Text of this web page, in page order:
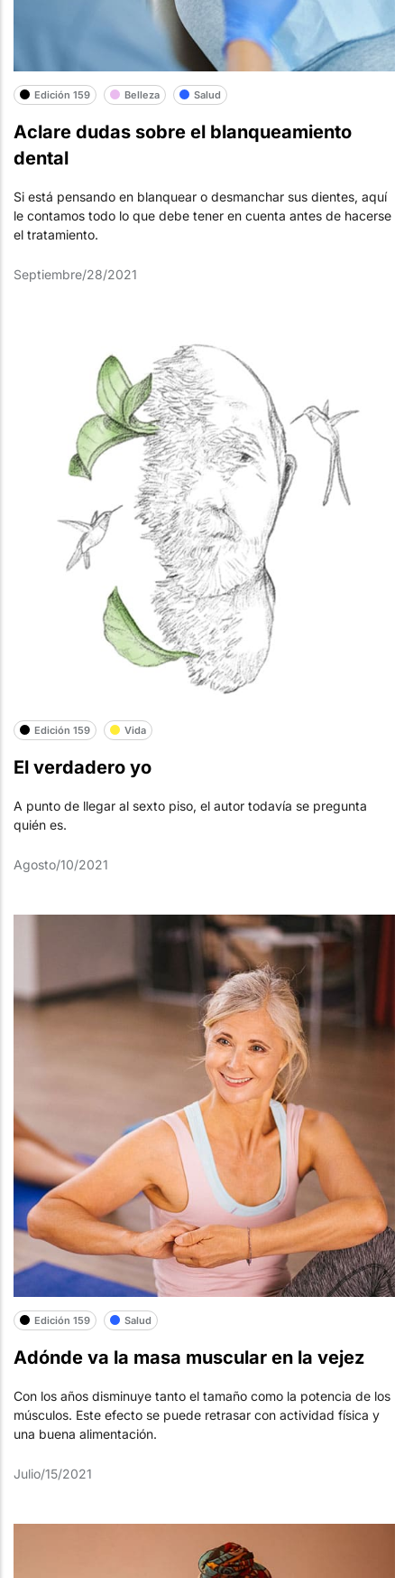
Edición 159 Belleza Salud
Aclare dudas sobre el blanqueamiento
dental
Si está pensando en blanquear o desmanchar sus dientes, aquí
le contamos todo lo que debe tener en cuenta antes de hacerse
el tratamiento.
Septiembre/28/2021
Edición 159 Vida
El verdadero yo
A punto de llegar al sexto piso, el autor todavía se pregunta
quién es.
Agosto/10/2021
Edición 159 Salud
Adónde va la masa muscular en la vejez
Con los años disminuye tanto el tamaño como la potencia de los
músculos. Este efecto se puede retrasar con actividad física y
una buena alimentación.
Julio/15/2021